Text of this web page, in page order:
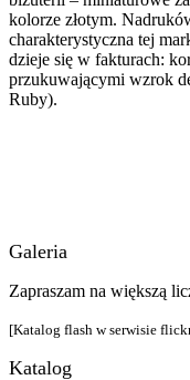
kolorze złotym.
charakterystyczna tej
dzieje się w fakturach:
przukuwającymi wzrok
Ruby).
Galeria
Zapraszam na większą
[Katalog flash w serwisie
Katalog